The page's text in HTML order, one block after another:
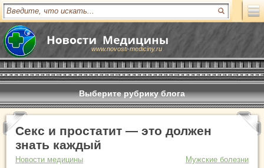
www.novosti-mediciny.ru
Выберите рубрику блога
Секс и простатит — это должен
знать каждый
Новости медицины
Мужские болезни